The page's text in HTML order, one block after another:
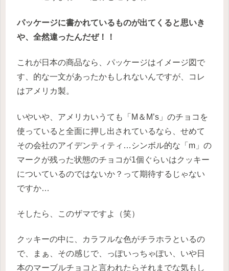
パッケージに書かれているものが出てくると思いき
や、全然違ったんだぜ！！
これが日本の商品なら、パッケージはイメージ図で
す、的な一文があったかもしれないんですが、コレ
はアメリカ製。
いやいや、アメリカいうても「M＆M’s」のチョコを
使っていると全面に押し出されているなら、せめて
その会社のアイデンティティ…シンボル的な「m」の
マークが残った状態のチョコが1個ぐらいはクッキー
についているのではないか？って期待するじゃない
ですか…
そしたら、このザマですよ（笑）
クッキーの中に、カラフルな色がチラホラといるの
で、まぁ、その感じで、っぽいっちゃぽい、いや日
本のマーブルチョコと言われたらそれまでな気もし